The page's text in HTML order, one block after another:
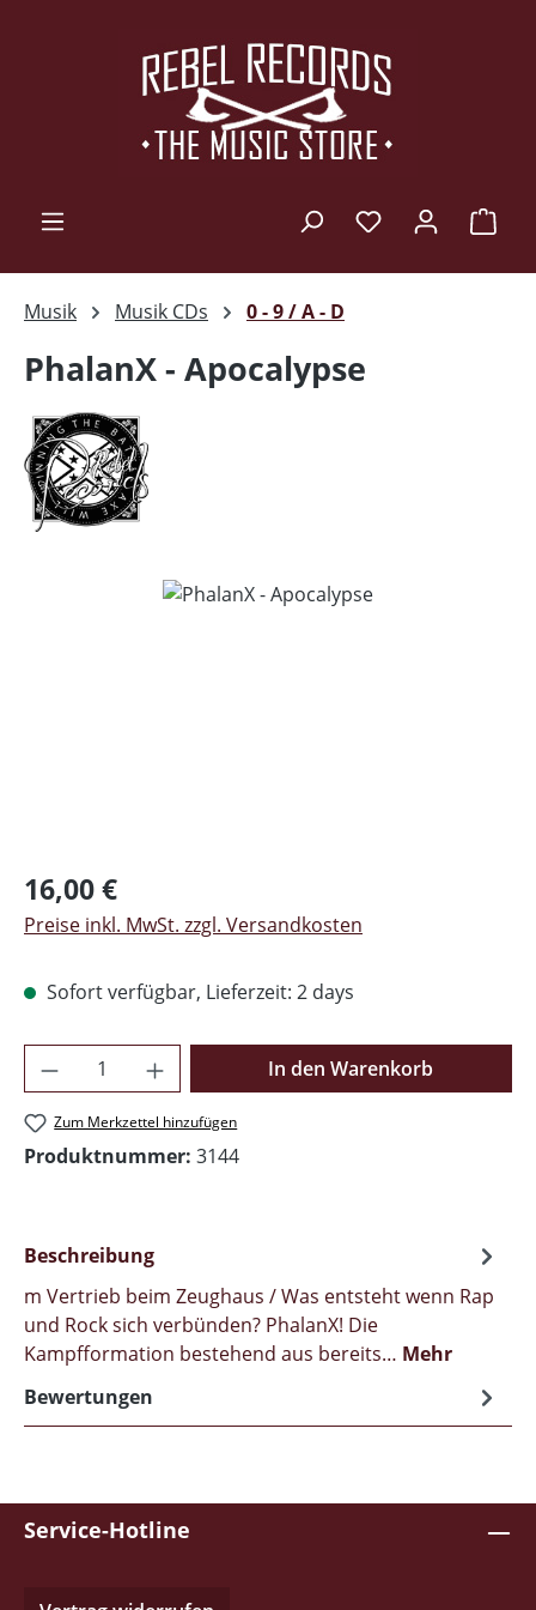
Musik Musik CDs 0 - 9 / A - D
PhalanX - Apocalypse
Regulärer Preis:
16,00 €
Preise inkl. MwSt. zzgl. Versandkosten
Sofort verfügbar, Lieferzeit: 2 days
Produkt Anzahl: Gib den gewünschten
In den Warenkorb
Zum Merkzettel hinzufügen
Produktnummer: 3144
Beschreibung
m Vertrieb beim Zeughaus / Was entsteht wenn Rap
und Rock sich verbünden? PhalanX! Die
Kampfformation bestehend aus bereits… Mehr
Bewertungen
Service-Hotline